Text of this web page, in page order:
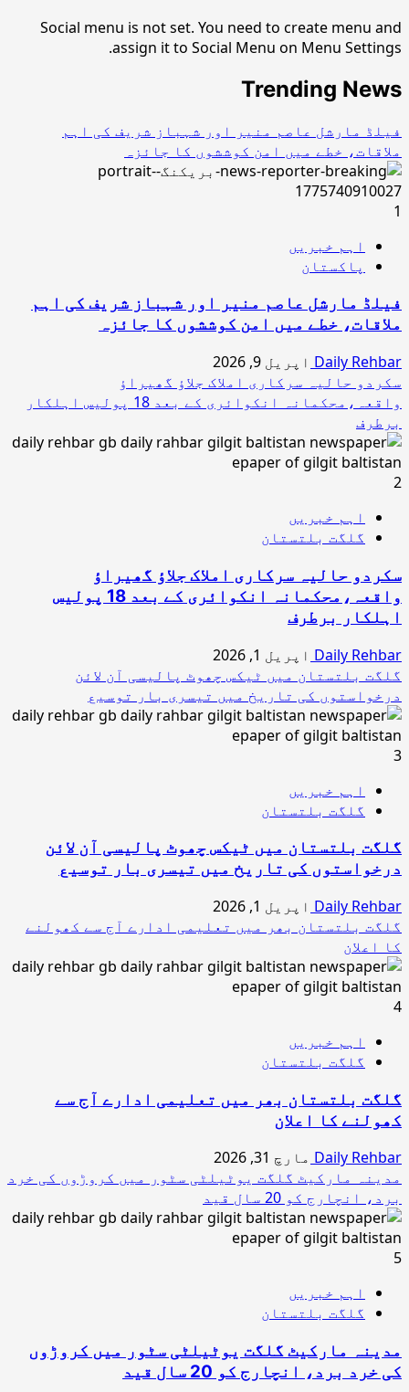
Social menu is not set. You need to create menu and
assign it to Social Menu on Menu Settings.
Trending News
فیلڈ مارشل عاصم منیر اور شہباز شریف کی اہم
ملاقات، خطے میں امن کوششوں کا جائزہ
1
اہم خبریں
پاکستان
فیلڈ مارشل عاصم منیر اور شہباز شریف کی اہم
ملاقات، خطے میں امن کوششوں کا جائزہ
Daily Rehbar اپریل 9, 2026
سکردو حالیہ سرکاری املاک جلاؤ گھیراؤ
واقعہ،محکمانہ انکوائری کے بعد 18 پولیس اہلکار
برطرف
2
اہم خبریں
گلگت بلتستان
سکردو حالیہ سرکاری املاک جلاؤ گھیراؤ
واقعہ،محکمانہ انکوائری کے بعد 18 پولیس
اہلکار برطرف
Daily Rehbar اپریل 1, 2026
گلگت بلتستان میں ٹیکس چھوٹ پالیسی آن لائن
درخواستوں کی تاریخ میں تیسری بار توسیع
3
اہم خبریں
گلگت بلتستان
گلگت بلتستان میں ٹیکس چھوٹ پالیسی آن لائن
درخواستوں کی تاریخ میں تیسری بار توسیع
Daily Rehbar اپریل 1, 2026
گلگت بلتستان بھر میں تعلیمی ادارے آج سے کھولنے
کا اعلان
4
اہم خبریں
گلگت بلتستان
گلگت بلتستان بھر میں تعلیمی ادارے آج سے
کھولنے کا اعلان
Daily Rehbar مارچ 31, 2026
مدینہ مارکیٹ گلگت یوٹیلٹی سٹور میں کروڑوں کی خرد
برد، انچارج کو 20 سال قید
5
اہم خبریں
گلگت بلتستان
مدینہ مارکیٹ گلگت یوٹیلٹی سٹور میں کروڑوں
کی خرد برد، انچارج کو 20 سال قید